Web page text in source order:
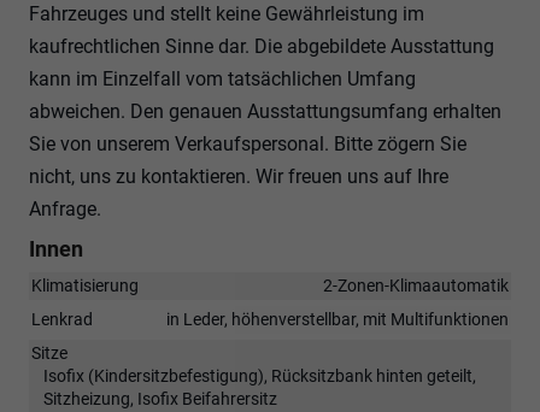
Fahrzeuges und stellt keine Gewährleistung im
kaufrechtlichen Sinne dar. Die abgebildete Ausstattung
kann im Einzelfall vom tatsächlichen Umfang
abweichen. Den genauen Ausstattungsumfang erhalten
Sie von unserem Verkaufspersonal. Bitte zögern Sie
nicht, uns zu kontaktieren. Wir freuen uns auf Ihre
Anfrage.
Innen
Klimatisierung
2-Zonen-Klimaautomatik
Lenkrad
in Leder, höhenverstellbar, mit Multifunktionen
Sitze
Isofix (Kindersitzbefestigung), Rücksitzbank hinten geteilt,
Sitzheizung, Isofix Beifahrersitz